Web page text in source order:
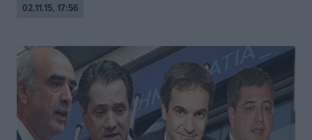
02.11.15, 17:56